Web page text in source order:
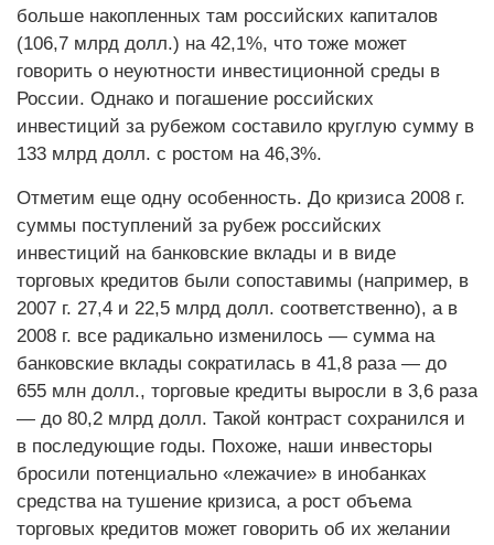
больше накопленных там российских капиталов
(106,7 млрд долл.) на 42,1%, что тоже может
говорить о неуютности инвестиционной среды в
России. Однако и погашение российских
инвестиций за рубежом составило круглую сумму в
133 млрд долл. с ростом на 46,3%.
Отметим еще одну особенность. До кризиса 2008 г.
суммы поступлений за рубеж российских
инвестиций на банковские вклады и в виде
торговых кредитов были сопоставимы (например, в
2007 г. 27,4 и 22,5 млрд долл. соответственно), а в
2008 г. все радикально изменилось — сумма на
банковские вклады сократилась в 41,8 раза — до
655 млн долл., торговые кредиты выросли в 3,6 раза
— до 80,2 млрд долл. Такой контраст сохранился и
в последующие годы. Похоже, наши инвесторы
бросили потенциально «лежачие» в инобанках
средства на тушение кризиса, а рост объема
торговых кредитов может говорить об их желании